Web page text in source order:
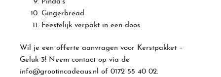
Pinda’s
Gingerbread
Feestelijk verpakt in een doos
Wil je een offerte aanvragen voor Kerstpakket –
Geluk 3! Neem contact op via de
info@grootincadeaus.nl
of0172 55 40 02.